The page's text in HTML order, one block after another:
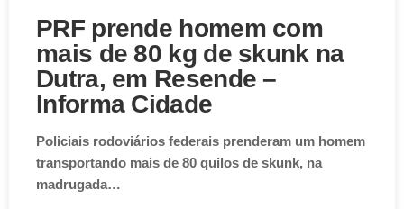
PRF prende homem com
mais de 80 kg de skunk na
Dutra, em Resende –
Informa Cidade
Policiais rodoviários federais prenderam um homem
transportando mais de 80 quilos de skunk, na
madrugada…